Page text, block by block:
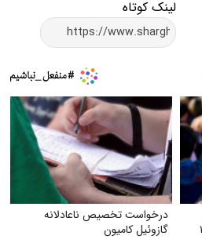
لینک کوتاه
درخواست تخصیص ناعادلانه
گازوئیل کامیون